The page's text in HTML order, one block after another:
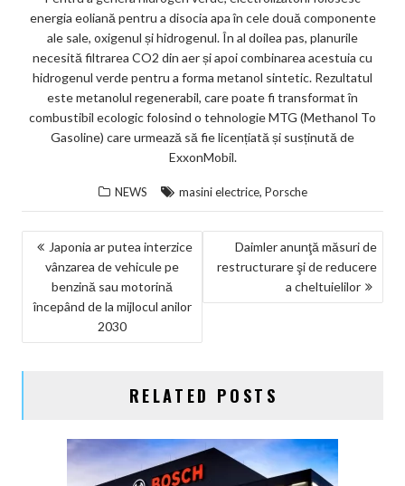
energia eoliană pentru a disocia apa în cele două componente
ale sale, oxigenul și hidrogenul. În al doilea pas, planurile
necesită filtrarea CO2 din aer și apoi combinarea acestuia cu
hidrogenul verde pentru a forma metanol sintetic. Rezultatul
este metanolul regenerabil, care poate fi transformat în
combustibil ecologic folosind o tehnologie MTG (Methanol To
Gasoline) care urmează să fie licențiată și susținută de
ExxonMobil.
NEWS masini electrice, Porsche
NAVIGARE
ARTICOLE
Japonia ar putea interzice
vânzarea de vehicule pe
benzină sau motorină
începând de la mijlocul anilor
2030
Daimler anunţă măsuri de
restructurare şi de reducere
a cheltuielilor
RELATED POSTS